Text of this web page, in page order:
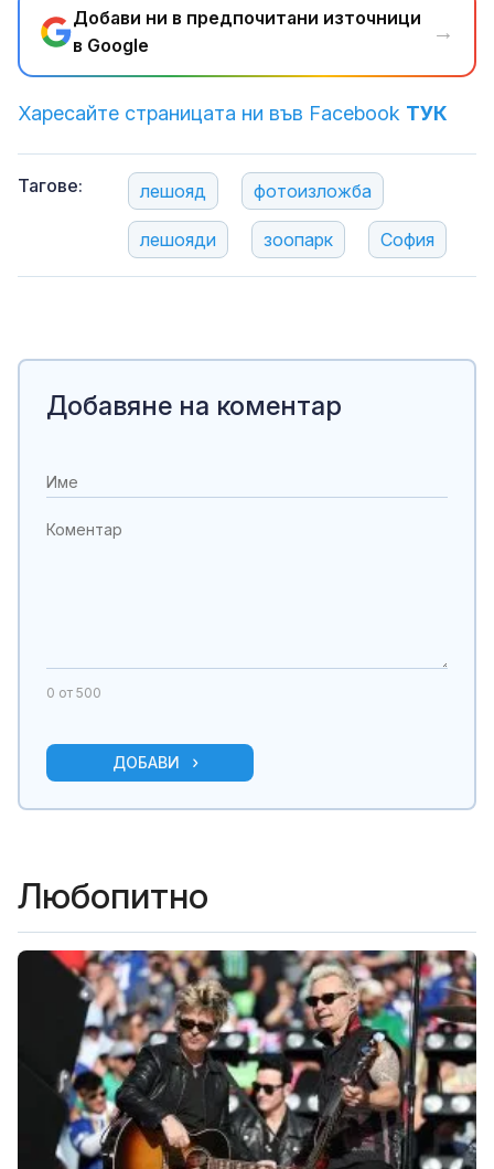
Добави ни в предпочитани източници
в Google
→
Харесайте страницата ни във Facebook ТУК
Тагове: лешояд фотоизложба
лешояди зоопарк София
Добавяне на коментар
0 от 500
ДОБАВИ
Любопитно